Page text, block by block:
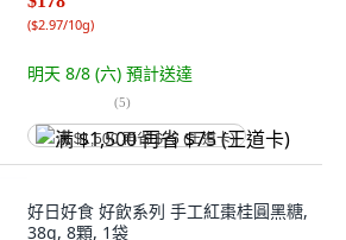
($2.97/10g)
明天 8/8 (六) 預計送達
(5)
满 $1,500 再省 $75 (王道卡)
好日好食 好飲系列 手工紅棗桂圓黑糖,
38g, 8顆, 1袋